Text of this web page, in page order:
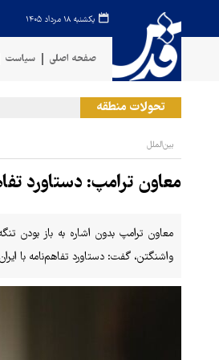
یکشنبه ۱۸ مرداد ۱۴۰۵
صفحه اصلی سیاست
تحولات منطقه
بین‌الملل
معاون ترامپ: دستاورد
معاون ترامپ بدون اشاره به باز بودن
واشنگتن، گفت: دستاورد تفاهم‌نامه با